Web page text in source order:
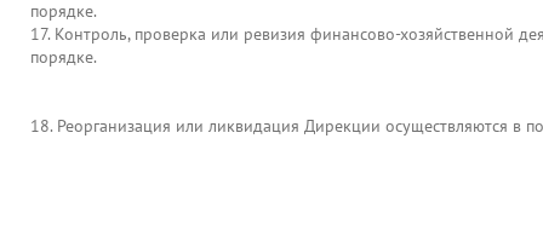
порядке.
17. Контроль, проверка или ревизия финансово-хозяйственной
порядке.
18. Реорганизация или ликвидация Дирекции осуществляются в